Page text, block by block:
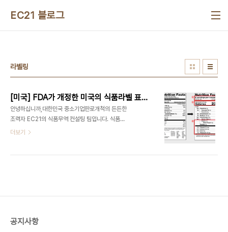
EC21 블로그
라벨링
[미국] FDA가 개정한 미국의 식품라벨 표기법
안녕하십니까,대한민국 중소기업판로개척의 든든한
조력자 EC21의 식품무역 컨설팅 팀입니다. 식품수
출을 함에 있어 가장 중요한 사항은 진입하기에 앞서
국진출을 준비 중이신 식품제조업 및 식품수출업, 유
더보기
공지사항